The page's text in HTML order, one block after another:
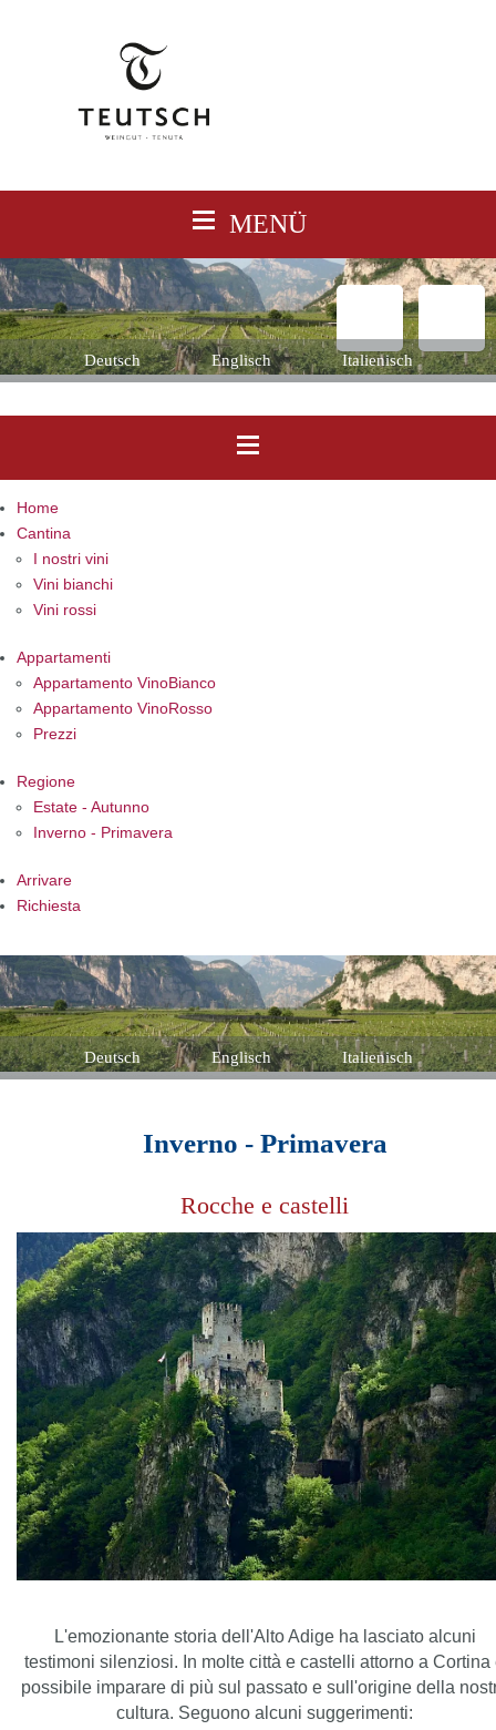
≡ MENÜ
Deutsch Englisch Italienisch
≡
Home
Cantina
I nostri vini
Vini bianchi
Vini rossi
Appartamenti
Appartamento VinoBianco
Appartamento VinoRosso
Prezzi
Regione
Estate - Autunno
Inverno - Primavera
Arrivare
Richiesta
Deutsch Englisch Italienisch
Inverno - Primavera
Rocche e castelli
L'emozionante storia dell'Alto Adige ha lasciato alcuni
testimoni silenziosi. In molte città e castelli attorno a Cortina
possibile imparare di più sul passato e sull'origine della
cultura. Seguono alcuni suggerimenti: